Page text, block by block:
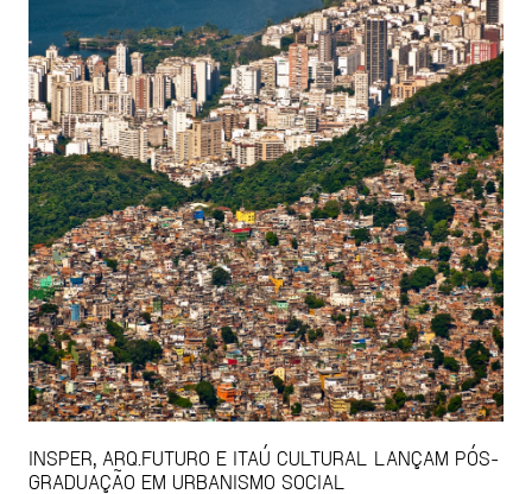
INSPER, ARQ.FUTURO E ITAÚ CULTURAL LANÇAM PÓS-
GRADUAÇÃO EM URBANISMO SOCIAL